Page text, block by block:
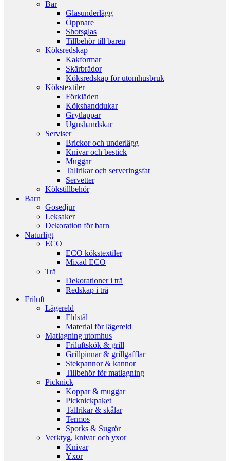
Bar
Glasunderlägg
Öppnare
Shotsglas
Tillbehör till baren
Köksredskap
Kakformar
Skärbrädor
Köksredskap för utomhusbruk
Kökstextiler
Förkläden
Kökshanddukar
Grytlappar
Ugnshandskar
Serviser
Brickor och underlägg
Knivar och bestick
Muggar
Tallrikar och serveringsfat
Servetter
Kökstillbehör
Barn
Gosedjur
Leksaker
Dekoration för barn
Naturligt
ECO
ECO kökstextiler
Mixad ECO
Trä
Dekorationer i trä
Redskap i trä
Friluft
Lägereld
Eldstål
Material för lägereld
Matlagning utomhus
Friluftskök & grill
Grillpinnar & grillgafflar
Stekpannor & kannor
Tillbehör för matlagning
Picknick
Koppar & muggar
Picknickpaket
Tallrikar & skålar
Termos
Sporks & Sugrör
Verktyg, knivar och yxor
Knivar
Yxor